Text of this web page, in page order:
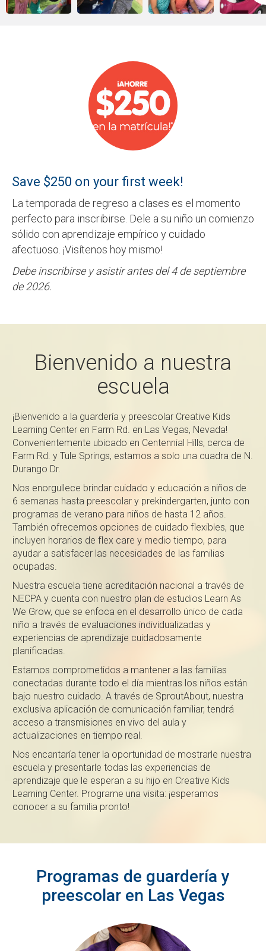
Save $250 on your first week!
La temporada de regreso a clases es el momento
perfecto para inscribirse. Dele a su niño un comienzo
sólido con aprendizaje empírico y cuidado
afectuoso. ¡Visítenos hoy mismo!
Debe inscribirse y asistir antes del 4 de septiembre
de 2026.
Bienvenido a nuestra
escuela
¡Bienvenido a la guardería y preescolar Creative Kids
Learning Center en Farm Rd. en Las Vegas, Nevada!
Convenientemente ubicado en Centennial Hills, cerca de
Farm Rd. y Tule Springs, estamos a solo una cuadra de N.
Durango Dr.
Nos enorgullece brindar cuidado y educación a niños de
6 semanas hasta preescolar y prekindergarten, junto con
programas de verano para niños de hasta 12 años.
También ofrecemos opciones de cuidado flexibles, que
incluyen horarios de flex care y medio tiempo, para
ayudar a satisfacer las necesidades de las familias
ocupadas.
Nuestra escuela tiene acreditación nacional a través de
NECPA y cuenta con nuestro plan de estudios Learn As
We Grow, que se enfoca en el desarrollo único de cada
niño a través de evaluaciones individualizadas y
experiencias de aprendizaje cuidadosamente
planificadas.
Estamos comprometidos a mantener a las familias
conectadas durante todo el día mientras los niños están
bajo nuestro cuidado. A través de SproutAbout, nuestra
exclusiva aplicación de comunicación familiar, tendrá
acceso a transmisiones en vivo del aula y
actualizaciones en tiempo real.
Nos encantaría tener la oportunidad de mostrarle nuestra
escuela y presentarle todas las experiencias de
aprendizaje que le esperan a su hijo en Creative Kids
Learning Center. Programe una visita: ¡esperamos
conocer a su familia pronto!
Programas de guardería y
preescolar en Las Vegas